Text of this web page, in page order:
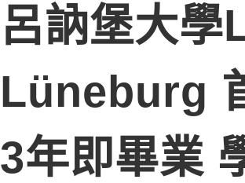
呂訥堡大
Lüneburg
3年即畢業